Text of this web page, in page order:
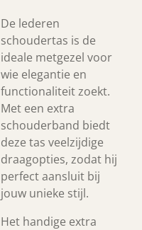
De lederen
schoudertas is de
ideale metgezel voor
wie elegantie en
functionaliteit zoekt.
Met een extra
schouderband biedt
deze tas veelzijdige
draagopties, zodat hij
perfect aansluit bij
jouw unieke stijl.
Het handige extra